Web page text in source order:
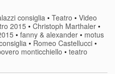
consiglia • Teatro • Video
2015 •Christoph Marthaler •
• fanny & alexander • motus
• Romeo Castellucci •
monticchiello • teatro